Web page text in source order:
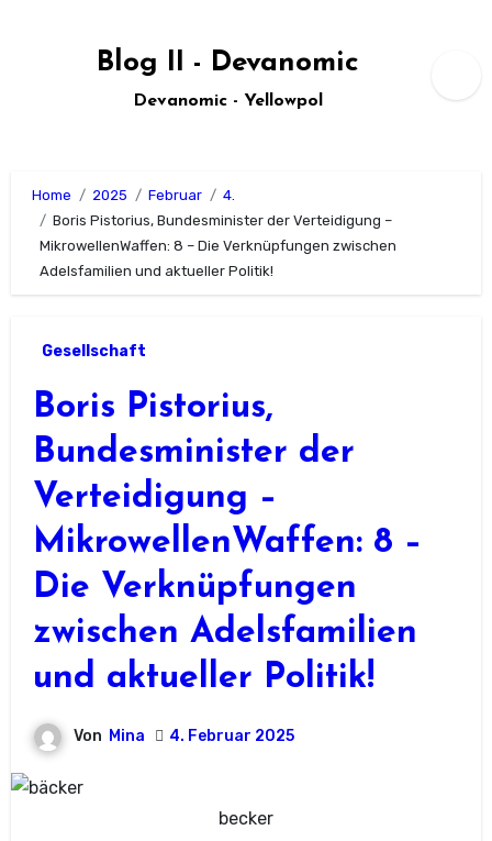
Blog II - Devanomic
Devanomic - Yellowpol
Home 2025 Februar
4.
Boris Pistorius, Bundesminister der Verteidigung –
MikrowellenWaffen: 8 – Die Verknüpfungen zwischen
Adelsfamilien und aktueller Politik!
Gesellschaft
Boris Pistorius,
Bundesminister der
Verteidigung –
MikrowellenWaffen: 8 –
Die Verknüpfungen
zwischen Adelsfamilien
und aktueller Politik!
Von Mina 4. Februar 2025
becker